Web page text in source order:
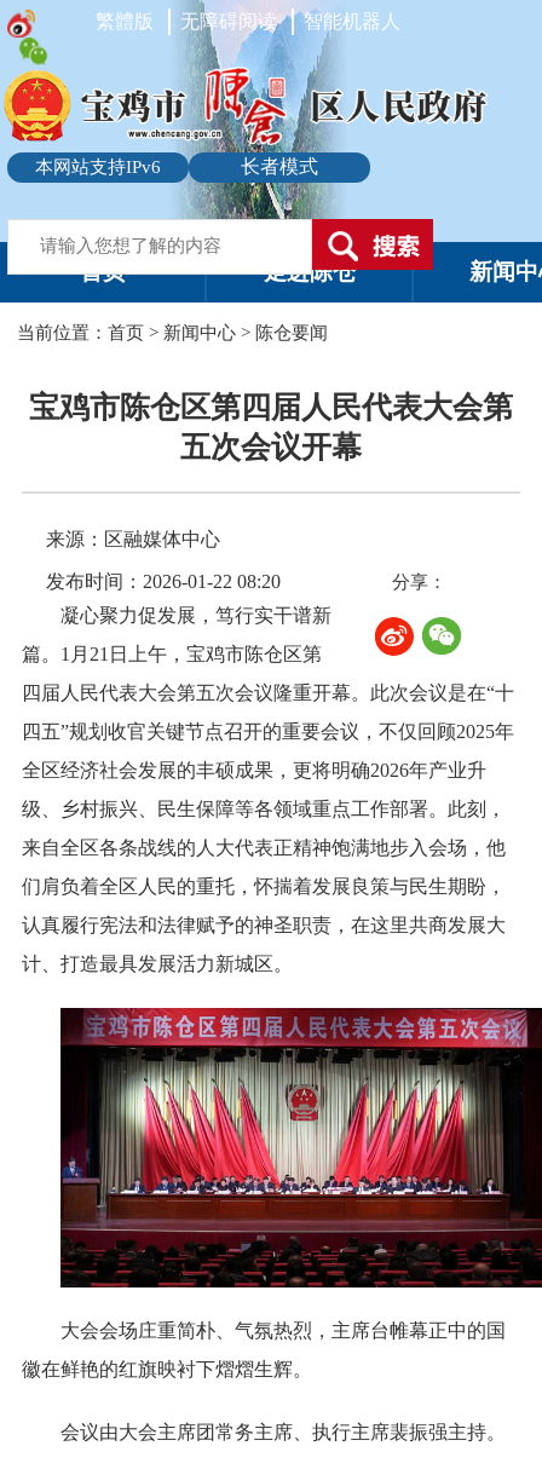
本网站支持IPv6 长者模式
繁體版 无障碍阅读 智能机器人
首页 走进陈仓 新闻
当前位置：首页 > 新闻中心 > 陈仓要闻
宝鸡市陈仓区第四届人民代表大会第
五次会议开幕
来源：区融媒体中心
发布时间：2026-01-22 08:20 分享：
凝心聚力促发展，笃行实干谱新
篇。1月21日上午，宝鸡市陈仓区第
四届人民代表大会第五次会议隆重开幕。此次会议是在“十
四五”规划收官关键节点召开的重要会议，不仅回顾2025年
全区经济社会发展的丰硕成果，更将明确2026年产业升
级、乡村振兴、民生保障等各领域重点工作部署。此刻，
来自全区各条战线的人大代表正精神饱满地步入会场，他
们肩负着全区人民的重托，怀揣着发展良策与民生期盼，
认真履行宪法和法律赋予的神圣职责，在这里共商发展大
计、打造最具发展活力新城区。
大会会场庄重简朴、气氛热烈，主席台帷幕正中的国
徽在鲜艳的红旗映衬下熠熠生辉。
会议由大会主席团常务主席、执行主席裴振强主持。